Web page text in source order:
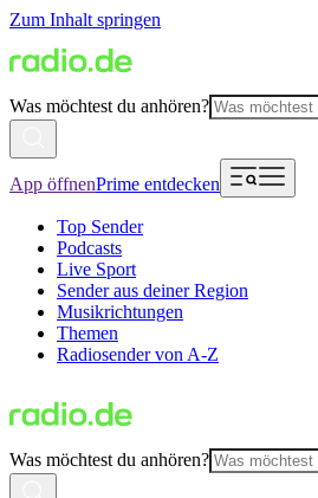
Zum Inhalt springen
Was möchtest du anhören?
App öffnenPrime entdecken
Top Sender
Podcasts
Live Sport
Sender aus deiner Region
Musikrichtungen
Themen
Radiosender von A-Z
Was möchtest du anhören?